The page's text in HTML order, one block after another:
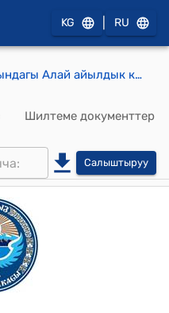
KG RU
К. Белекбаев атындагы Алай айылдык кеңешинин 2015-жылдын 19-мартындагы № 15/1 "Айылдык аймактык жергиликтүү жамаатынын Типтүү Уставын иштеп чыгып бекитүү жөнүндө" токтому
Шилтеме документтер
Салыштыруу